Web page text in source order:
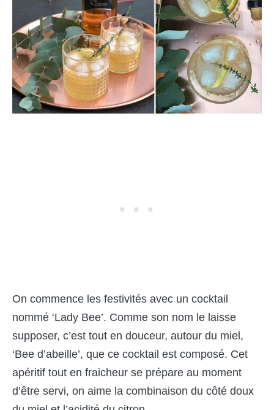
On commence les festivités avec un cocktail
nommé ‘Lady Bee’. Comme son nom le laisse
supposer, c’est tout en douceur, autour du miel,
‘Bee d’abeille’, que ce cocktail est composé. Cet
apéritif tout en fraicheur se prépare au moment
d’être servi, on aime la combinaison du côté doux